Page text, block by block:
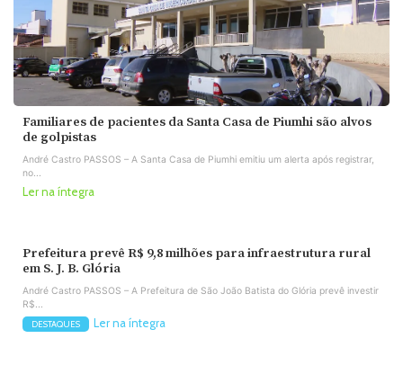
Familiares de pacientes da Santa Casa de Piumhi são alvos
de golpistas
André Castro PASSOS – A Santa Casa de Piumhi emitiu um alerta após registrar,
no...
Ler na íntegra
Prefeitura prevê R$ 9,8 milhões para infraestrutura rural
em S. J. B. Glória
André Castro PASSOS – A Prefeitura de São João Batista do Glória prevê investir
R$...
DESTAQUES Ler na íntegra